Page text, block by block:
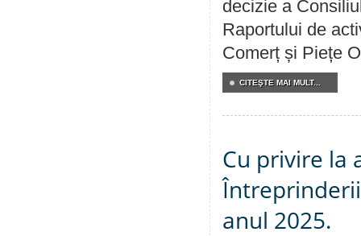
decizie a
Raportului de
Comerț și Piețe
CITEŞTE MAI MULT...
Cu privire la
anul 2025.